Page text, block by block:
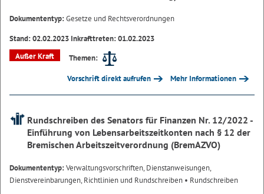
Dokumententyp:Gesetze und Rechtsverordnungen
Stand: 02.02.2023 Inkrafttreten: 01.02.2023
Außer Kraft
Themen:
Vorschrift direkt aufrufen Mehr Informationen
Rundschreiben des Senators für Finanzen Nr. 12/2022 -
Einführung von Lebensarbeitszeitkonten nach § 12 der
Bremischen Arbeitszeitverordnung (BremAZVO)
Dokumententyp:Verwaltungsvorschriften, Dienstanweisungen,
Dienstvereinbarungen, Richtlinien und Rundschreiben • Rundschreiben